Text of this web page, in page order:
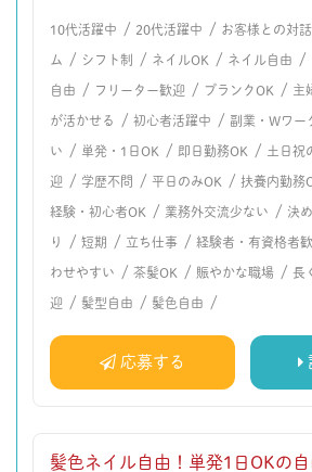
10代活躍中 / 20代活躍中 / お客様との対
ム / シフト制 / ネイルOK / ネイル自由 /
自由 / フリーター歓迎 / ブランクOK / 主
が活かせる / 初心者活躍中 / 副業・Wワー
い / 単発・1日OK / 即日勤務OK / 土日祝
迎 / 学歴不問 / 平日のみOK / 扶養内勤務
経験・初心者OK / 業務外交流少ない / 決
り / 短期 / 立ち仕事 / 経験者・有資格者
わせやすい / 茶髪OK / 賑やかな職場 / 長
迎 / 髪型自由 / 髪色自由 /
応募する
髪色ネイル自由！単発1日OKの